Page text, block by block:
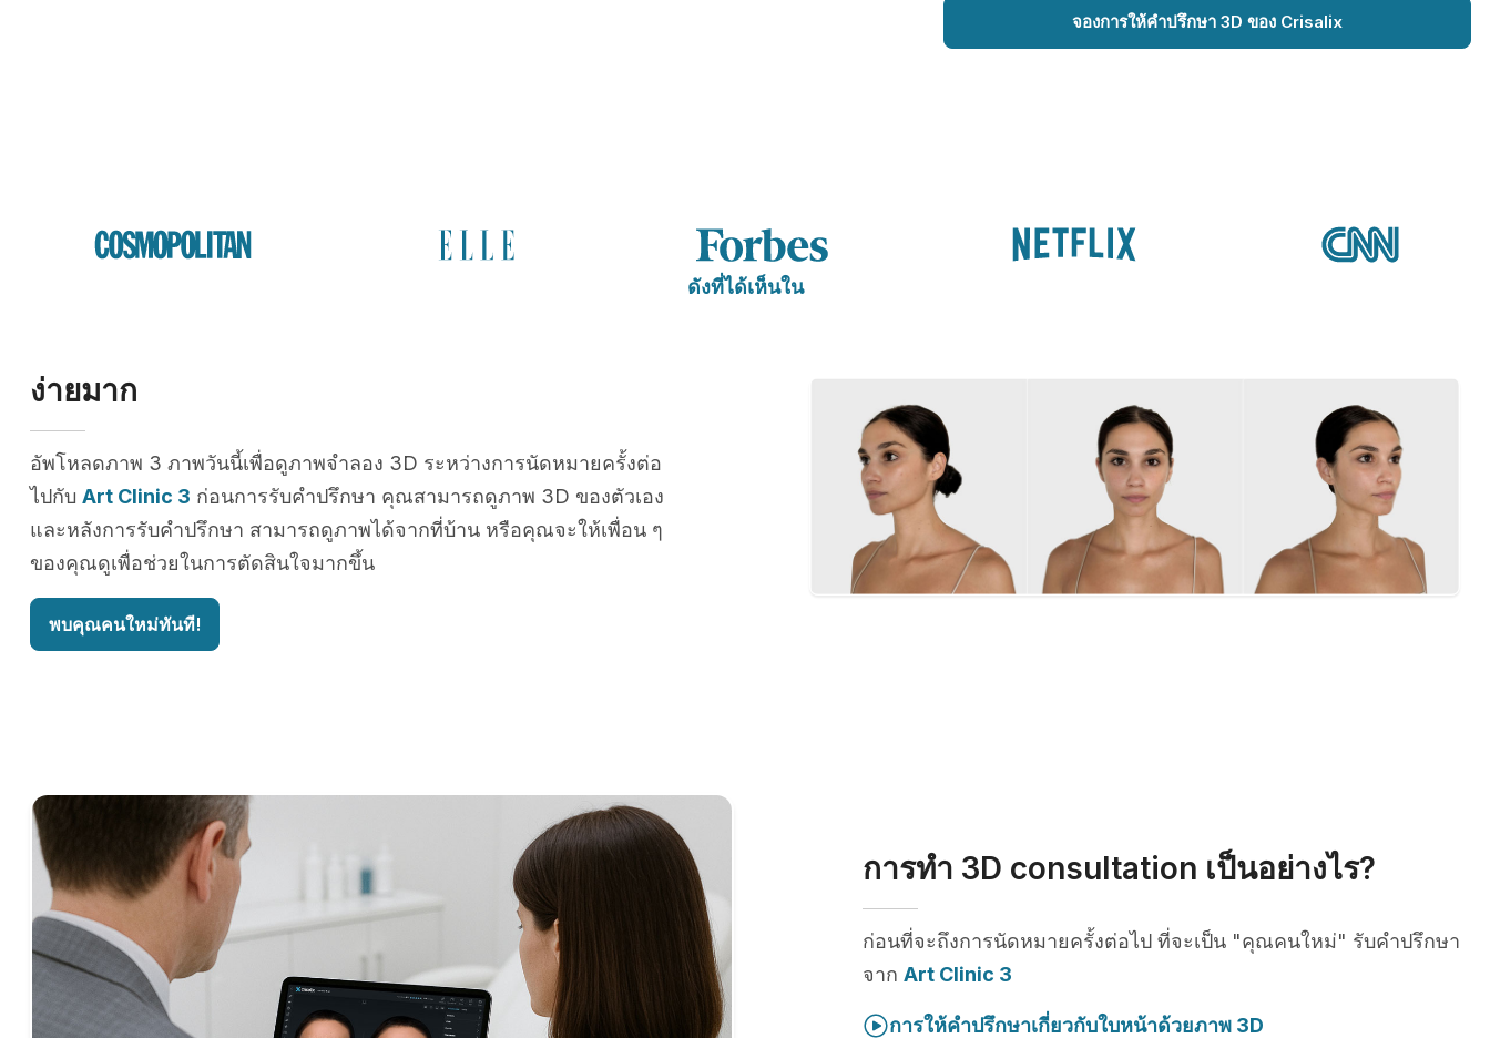
จองการให้คำปรึกษา 3D ของ Crisalix
ดังที่ได้เห็นใน
ง่ายมาก
อัพโหลดภาพ 3 ภาพวันนี้เพื่อดูภาพจำลอง 3D ระหว่างการนัดหมายครั้งต่อ
ไปกับ Art Clinic 3 ก่อนการรับคำปรึกษา คุณสามารถดูภาพ 3D ของตัวเอง
และหลังการรับคำปรึกษา สามารถดูภาพได้จากที่บ้าน หรือคุณจะให้เพื่อน ๆ
ของคุณดูเพื่อช่วยในการตัดสินใจมากขึ้น
พบคุณคนใหม่ทันที!
การทำ 3D consultation เป็นอย่างไร?
ก่อนที่จะถึงการนัดหมายครั้งต่อไป ที่จะเป็น "คุณคนใหม่" รับคำปรึกษา
จาก Art Clinic 3
การให้คำปรึกษาเกี่ยวกับใบหน้าด้วยภาพ 3D